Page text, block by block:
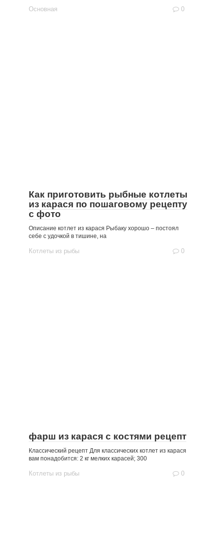
Основная 0
Как приготовить рыбные котлеты
из карася по пошаговому рецепту
с фото
Описание котлет из карася Рыбаку хорошо – постоял
себе с удочкой в тишине, на
Котлеты из рыбы 0
фарш из карася с костями рецепт
Классический рецепт Для классических котлет из карася
вам понадобится: 2 кг мелких карасей; 300
Котлеты из рыбы 0